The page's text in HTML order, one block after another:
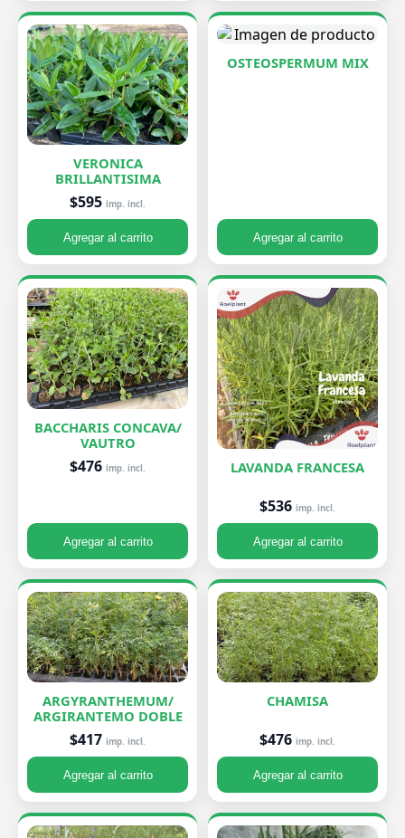
VERONICA
BRILLANTISIMA
$595 imp. incl.
Agregar al carrito
OSTEOSPERMUM MIX
Agregar al carrito
BACCHARIS CONCAVA/
VAUTRO
$476 imp. incl.
Agregar al carrito
LAVANDA FRANCESA
$536 imp. incl.
Agregar al carrito
ARGYRANTHEMUM/
ARGIRANTEMO DOBLE
$417 imp. incl.
Agregar al carrito
CHAMISA
$476 imp. incl.
Agregar al carrito